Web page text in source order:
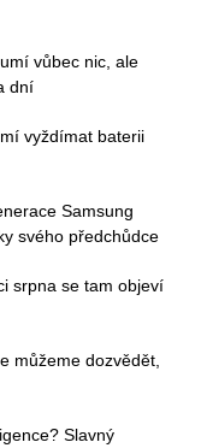
vůbec nic, ale
dní
vyždímat baterii
Samsung
svého předchůdce
srpna se tam objeví
můžeme dozvědět,
Slavný